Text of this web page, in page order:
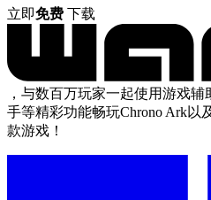
立即免费 下载
，与数百万玩家一起使用游戏
手等精彩功能畅玩Chrono Ark以
款游戏！